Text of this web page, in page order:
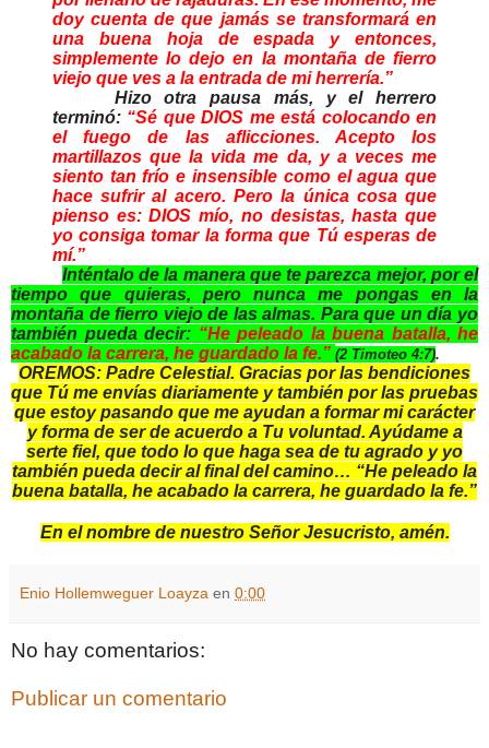
doy cuenta de que jamás se transformará en
una buena hoja de espada y entonces,
simplemente lo dejo en la montaña de fierro
viejo que ves a la entrada de mi herrería.”
Hizo otra pausa más, y el herrero
terminó: “Sé que DIOS me está colocando en
el fuego de las aflicciones. Acepto los
martillazos que la vida me da, y a veces me
siento tan frío e insensible como el agua que
hace sufrir al acero. Pero la única cosa que
pienso es: DIOS mío, no desistas, hasta que
yo consiga tomar la forma que Tú esperas de
mí.”
Inténtalo de la manera que te parezca mejor, por el
tiempo que quieras, pero nunca me pongas en la
montaña de fierro viejo de las almas. Para que un día yo
también pueda decir: “He peleado la buena batalla, he
acabado la carrera, he guardado la fe.” (2 Timoteo 4:7).
OREMOS: Padre Celestial. Gracias por las bendiciones
que Tú me envías diariamente y también por las pruebas
que estoy pasando que me ayudan a formar mi carácter
y forma de ser de acuerdo a Tu voluntad. Ayúdame a
serte fiel, que todo lo que haga sea de tu agrado y yo
también pueda decir al final del camino… “He peleado la
buena batalla, he acabado la carrera, he guardado la fe.”
En el nombre de nuestro Señor Jesucristo, amén.
Enio Hollemweguer Loayza en 0:00
No hay comentarios:
Publicar un comentario